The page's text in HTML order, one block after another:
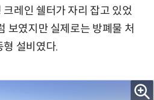
레인 쉘터가 자리 잡고 있었
보였지만 실제로는 방폐물 처
형 설비였다.